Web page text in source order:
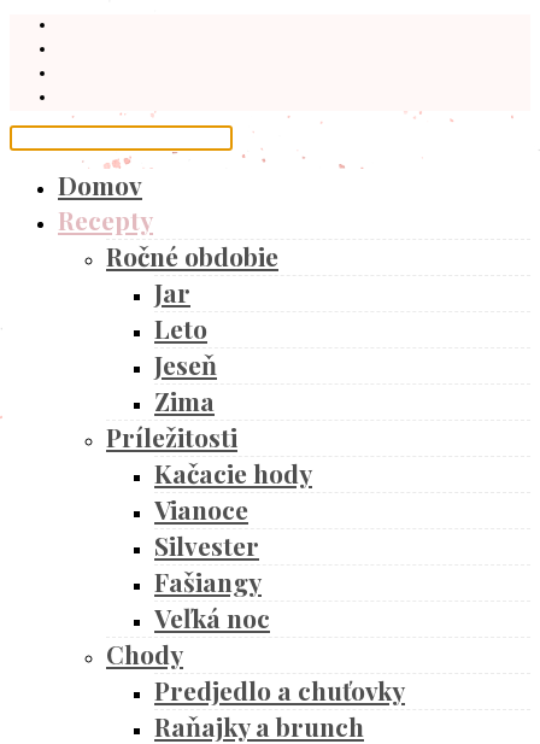
Domov
Recepty
Ročné obdobie
Jar
Leto
Jeseň
Zima
Príležitosti
Kačacie hody
Vianoce
Silvester
Fašiangy
Veľká noc
Chody
Predjedlo a chuťovky
Raňajky a brunch